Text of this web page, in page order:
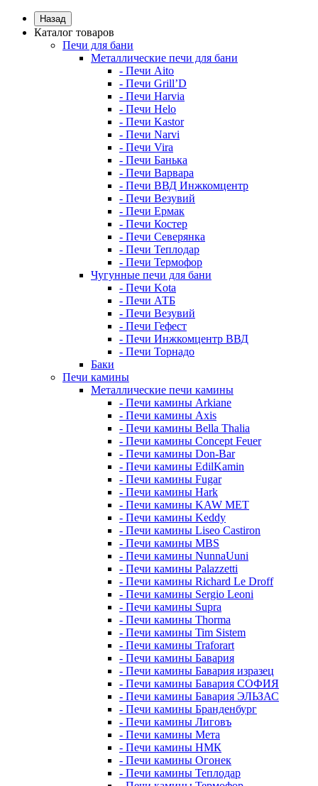
Назад
Каталог товаров
Печи для бани
Металлические печи для бани
- Печи Aito
- Печи Grill’D
- Печи Harvia
- Печи Helo
- Печи Kastor
- Печи Narvi
- Печи Vira
- Печи Банька
- Печи Варвара
- Печи ВВД Инжкомцентр
- Печи Везувий
- Печи Ермак
- Печи Костер
- Печи Северянка
- Печи Теплодар
- Печи Термофор
Чугунные печи для бани
- Печи Kota
- Печи АТБ
- Печи Везувий
- Печи Гефест
- Печи Инжкомцентр ВВД
- Печи Торнадо
Баки
Печи камины
Металлические печи камины
- Печи камины Arkiane
- Печи камины Axis
- Печи камины Bella Thalia
- Печи камины Concept Feuer
- Печи камины Don-Bar
- Печи камины EdilKamin
- Печи камины Fugar
- Печи камины Hark
- Печи камины KAW MET
- Печи камины Keddy
- Печи камины Liseo Castiron
- Печи камины MBS
- Печи камины NunnaUuni
- Печи камины Palazzetti
- Печи камины Richard Le Droff
- Печи камины Sergio Leoni
- Печи камины Supra
- Печи камины Thorma
- Печи камины Tim Sistem
- Печи камины Traforart
- Печи камины Бавария
- Печи камины Бавария изразец
- Печи камины Бавария СОФИЯ
- Печи камины Бавария ЭЛЬЗАС
- Печи камины Бранденбург
- Печи камины Лиговъ
- Печи камины Мета
- Печи камины НМК
- Печи камины Огонек
- Печи камины Теплодар